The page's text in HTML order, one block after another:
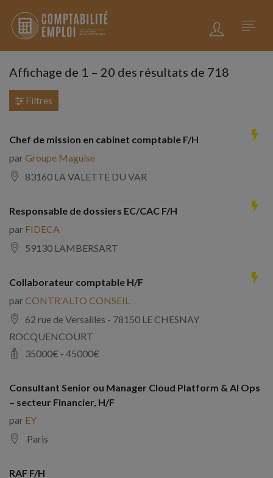
Affichage de 1 – 20 des résultats de 718
Filtres
Chef de mission en cabinet comptable F/H
parGroupe Maguise
83160 LA VALETTE DU VAR
Responsable de dossiers EC/CAC F/H
par FIDECA
59130 LAMBERSART
Collaborateur comptable H/F
parCONTR'ALTO CONSEIL
62 rue de Versailles - 78150 LE CHESNAY
ROCQUENCOURT
35000€ - 45000€
Consultant Senior ou Manager Cloud Platform & AI Ops
– secteur Financier, H/F
par EY
Paris
RAF F/H